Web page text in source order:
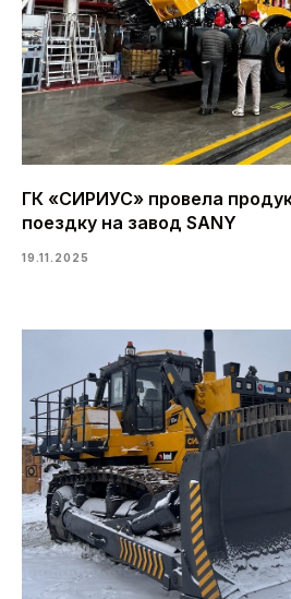
ГК «СИРИУС» провела
поездку на завод SANY
19.11.2025